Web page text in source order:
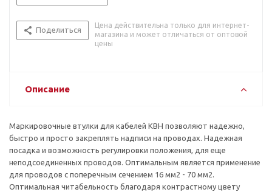
Поделиться
Цена действительна только для интернет-
магазина и может отличаться от оптовой
цены
Описание
Маркировочные втулки для кабелей KBH позволяют надежно,
быстро и просто закреплять надписи на проводах. Надежная
посадка и возможность регулировки положения, для еще
неподсоединенных проводов. Оптимальным является применение
для проводов с поперечным сечением 16 мм2 - 70 мм2.
Оптимальная читабельность благодаря контрастному цвету